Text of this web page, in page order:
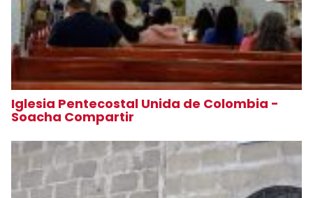
Iglesia Pentecostal Unida de Colombia -
Soacha Compartir